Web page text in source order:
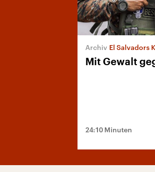
El Salvadors
Mit Gewalt
24:10 Minuten